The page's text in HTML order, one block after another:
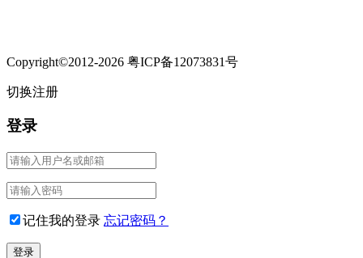
Copyright©2012-2026 粤ICP备12073831号
切换注册
登录
记住我的登录 忘记密码？